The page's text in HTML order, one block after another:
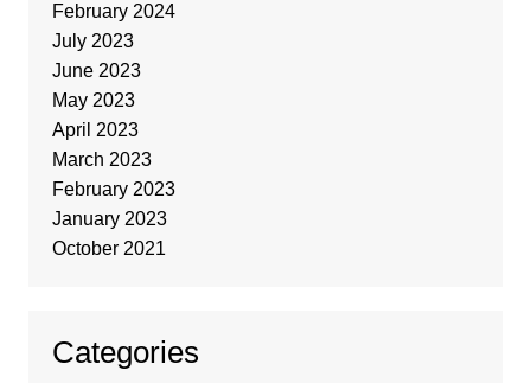
February 2024
July 2023
June 2023
May 2023
April 2023
March 2023
February 2023
January 2023
October 2021
Categories